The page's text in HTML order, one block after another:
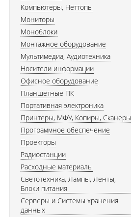
Компьютеры, Неттопы
Мониторы
Моноблоки
Монтажное оборудование
Мультимедиа, Аудиотехника
Носители информации
Офисное оборудование
Планшетные ПК
Портативная электроника
Принтеры, МФУ, Копиры, Сканеры
Программное обеспечение
Проекторы
Радиостанции
Расходные материалы
Светотехника, Лампы, Ленты,
Блоки питания
Серверы и Системы хранения
данных